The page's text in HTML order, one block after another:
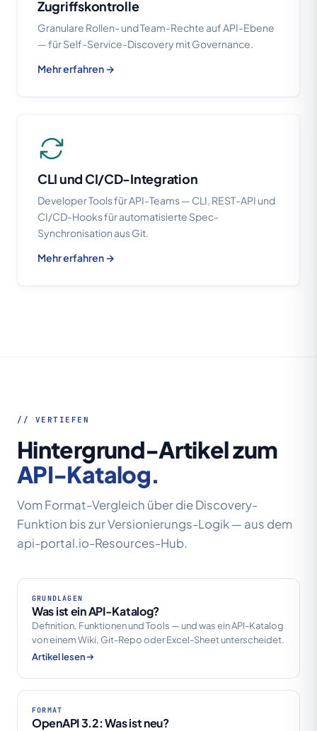
Zugriffskontrolle
Granulare Rollen- und Team-Rechte auf API-Ebene
— für Self-Service-Discovery mit Governance.
Mehr erfahren →
CLI und CI/CD-Integration
Developer Tools für API-Teams — CLI, REST-API und
CI/CD-Hooks für automatisierte Spec-
Synchronisation aus Git.
Mehr erfahren →
// VERTIEFEN
Hintergrund-Artikel zum
API-Katalog.
Vom Format-Vergleich über die Discovery-
Funktion bis zur Versionierungs-Logik — aus dem
api-portal.io-Resources-Hub.
GRUNDLAGEN
Was ist ein API-Katalog?
Definition, Funktionen und Tools — und was ein API-Katalog
von einem Wiki, Git-Repo oder Excel-Sheet unterscheidet.
Artikel lesen
FORMAT
OpenAPI 3.2: Was ist neu?